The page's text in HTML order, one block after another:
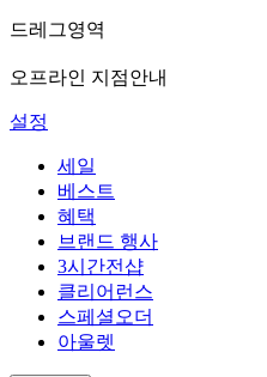
드레그영역
오프라인 지점안내
설정
세일
베스트
혜택
브랜드 행사
3시간전샵
클리어런스
스페셜오더
아울렛